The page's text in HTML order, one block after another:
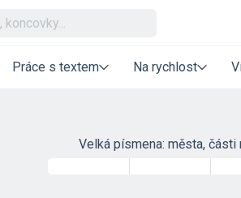
Práce s textem Na rychlost
Velká písmena: města, části